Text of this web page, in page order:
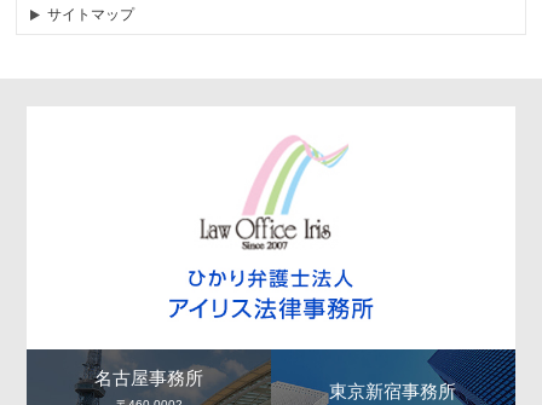
サイトマップ
名古屋事務所
東京新宿事務所